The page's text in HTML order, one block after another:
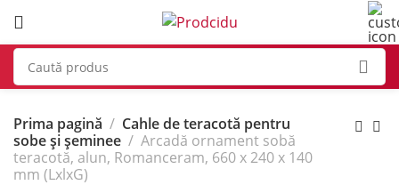
Prima pagină
Cahle de teracotă pentru
sobe și șeminee
Arcadă ornament sobă
teracotă, alun, Romanceram, 660 x 240 x 140
mm (LxlxG)